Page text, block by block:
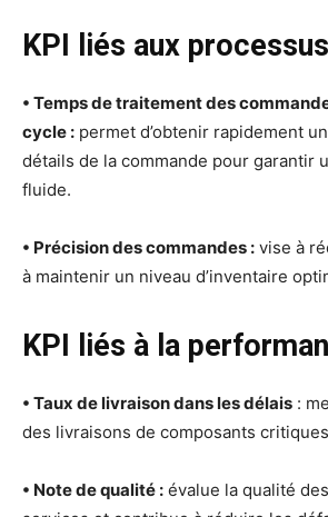
KPI liés aux processus
• Temps de traitement des
cycle : permet d’obtenir rapidement
détails de la commande pour garantir
fluide.
• Précision des commandes : vise à
à maintenir un niveau d’inventaire
KPI liés à la
• Taux de livraison dans les délais :
des livraisons de composants
• Note de qualité : évalue la qualité